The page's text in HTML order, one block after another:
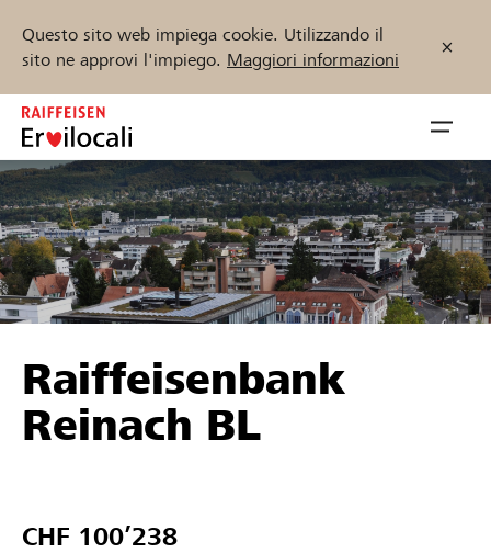
Questo sito web impiega cookie. Utilizzando il
sito ne approvi l'impiego. Maggiori informazioni
Zum
Inhalt
springen
öffnen
Sostenere
Aiuto & supporto
Trova progetti e organizzazioni
Inizia ora
Raiffeisenbank
Reinach BL
CHF 100’238